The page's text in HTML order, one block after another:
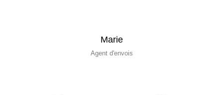
Marie
Agent d'envois